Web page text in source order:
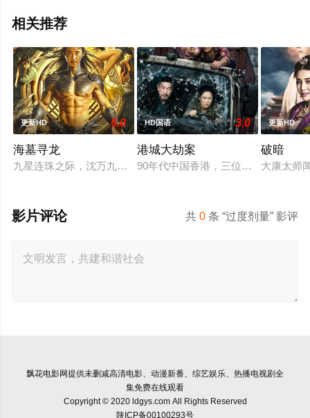
相关推荐
更新HD 6.0
海墓寻龙
九星连珠之际，沈万九海墓随岛浮现，引发各方势力觊觎。江
HD国语 3.0
港城大劫案
90年代中国香港，三位深陷生存绝
更新HD
破暗
大康太师
共0 条 “过度剂量” 影评
影片评论
飘花电影网提供未删减高清电影、动漫新番、综艺娱乐、热播电视剧全
集免费在线观看
Copyright © 2020 ldgys.com All Rights Reserved
陕ICP备00100293号